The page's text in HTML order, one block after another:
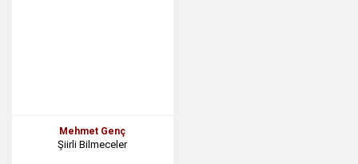
Mehmet Genç
Şiirli Bilmeceler